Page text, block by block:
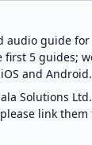
audio guide for
first 5 guides;
and Android.
Solutions
link